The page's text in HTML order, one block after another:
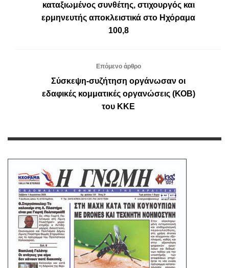
καταξιωμένος συνθέτης, στιχουργός και
ερμηνευτής αποκλειστικά στο Ηχόραμα
100,8
Επόμενο άρθρο
Σύσκεψη-συζήτηση οργάνωσαν οι
εδαφικές κομματικές οργανώσεις (ΚΟΒ)
του ΚΚΕ